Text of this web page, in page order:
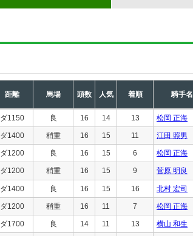
距離 馬場 頭数 人気 着順 騎手名
ダ1150 良 16 14 13 松岡 正海
ダ1400 稍重 16 15 11 江田 照男
ダ1200 良 16 15 6 松岡 正海
ダ1200 稍重 16 15 9 菅原 明良
ダ1400 良 16 15 16 北村 宏司
ダ1200 稍重 16 11 7 松岡 正海
ダ1700 良 14 11 13 横山 和生